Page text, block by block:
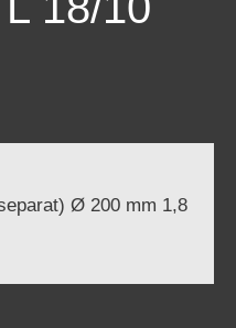
Ø 200 mm 1,8